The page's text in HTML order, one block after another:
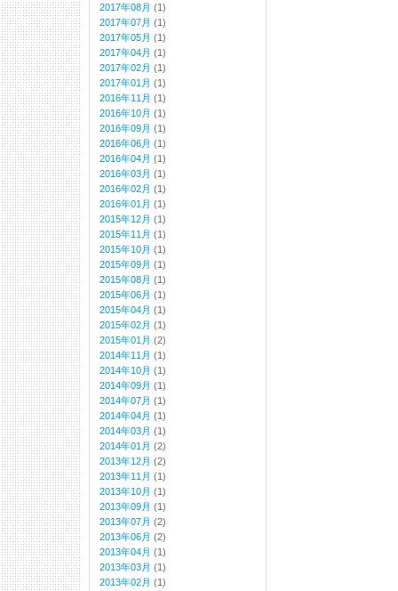
2017年08月 (1)
2017年07月 (1)
2017年05月 (1)
2017年04月 (1)
2017年02月 (1)
2017年01月 (1)
2016年11月 (1)
2016年10月 (1)
2016年09月 (1)
2016年06月 (1)
2016年04月 (1)
2016年03月 (1)
2016年02月 (1)
2016年01月 (1)
2015年12月 (1)
2015年11月 (1)
2015年10月 (1)
2015年09月 (1)
2015年08月 (1)
2015年06月 (1)
2015年04月 (1)
2015年02月 (1)
2015年01月 (2)
2014年11月 (1)
2014年10月 (1)
2014年09月 (1)
2014年07月 (1)
2014年04月 (1)
2014年03月 (1)
2014年01月 (2)
2013年12月 (2)
2013年11月 (1)
2013年10月 (1)
2013年09月 (1)
2013年07月 (2)
2013年06月 (2)
2013年04月 (1)
2013年03月 (1)
2013年02月 (1)